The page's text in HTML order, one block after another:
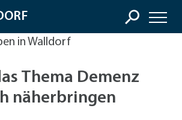
in Walldorf
Thema Demenz
näherbringen